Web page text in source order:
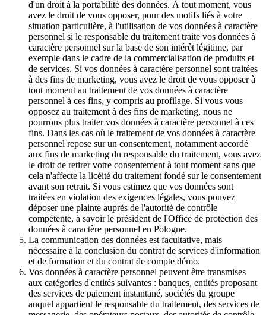
d'un droit à la portabilité des données. À tout moment, vous
avez le droit de vous opposer, pour des motifs liés à votre
situation particulière, à l'utilisation de vos données à caractère
personnel si le responsable du traitement traite vos données à
caractère personnel sur la base de son intérêt légitime, par
exemple dans le cadre de la commercialisation de produits et
de services. Si vos données à caractère personnel sont traitées
à des fins de marketing, vous avez le droit de vous opposer à
tout moment au traitement de vos données à caractère
personnel à ces fins, y compris au profilage. Si vous vous
opposez au traitement à des fins de marketing, nous ne
pourrons plus traiter vos données à caractère personnel à ces
fins. Dans les cas où le traitement de vos données à caractère
personnel repose sur un consentement, notamment accordé
aux fins de marketing du responsable du traitement, vous avez
le droit de retirer votre consentement à tout moment sans que
cela n'affecte la licéité du traitement fondé sur le consentement
avant son retrait. Si vous estimez que vos données sont
traitées en violation des exigences légales, vous pouvez
déposer une plainte auprès de l'autorité de contrôle
compétente, à savoir le président de l'Office de protection des
données à caractère personnel en Pologne.
La communication des données est facultative, mais
nécessaire à la conclusion du contrat de services d'information
et de formation et du contrat de compte démo.
Vos données à caractère personnel peuvent être transmises
aux catégories d'entités suivantes : banques, entités proposant
des services de paiement instantané, sociétés du groupe
auquel appartient le responsable du traitement, des services de